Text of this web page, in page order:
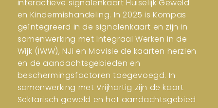
interactieve signalenkaart Huiselijk Geweld
en Kindermishandeling. In 2025 is Kompas
geïntegreerd in de signalenkaart en zijn in
samenwerking met Integraal Werken in de
Wijk (IWW), NJi en Movisie de kaarten herzien
en de aandachtsgebieden en
beschermingsfactoren toegevoegd. In
samenwerking met Vrijhartig zijn de kaart
Sektarisch geweld en het aandachtsgebied